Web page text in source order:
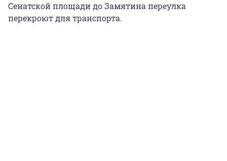
Сенатской площади до Замятина переулка
перекроют для транспорта.